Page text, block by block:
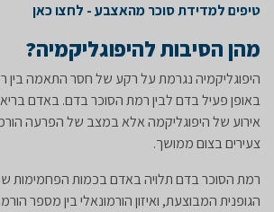
טיפים למדידת סוכר מהאצבע- לחצו כאן
מהן הסיבות להיפוגליקמיה?
היפוגליקמיה נגרמת על רקע של חסר התאמה בין
באופן פעיל בדם לבין רמת הסוכר בדם. באדם
אירוע של היפוגליקמה אלא במצב של הפרעה
צעירים בצום ממושך.
רמת הסוכר בדם תלויה באדם בכמות הפחמימות
הגופנית המבוצעת, ואיזון הורמונאלי בין מספר